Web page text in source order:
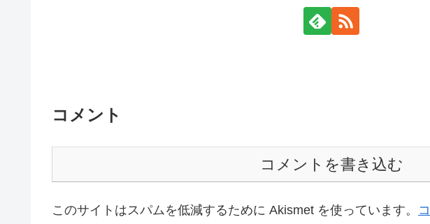
コメント
コメントを書き込む
このサイトはスパムを低減するために Akismet を使っています。